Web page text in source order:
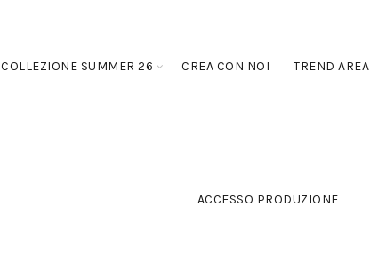
COLLEZIONE SUMMER 26 CREA CON NOI TREND AREA
ACCESSO PRODUZIONE